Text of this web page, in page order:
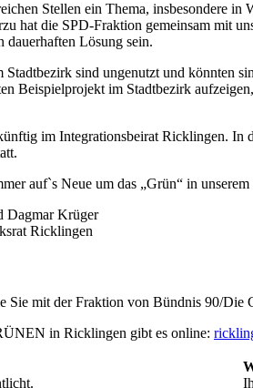
Stellen ein Thema, insbesondere
hat die SPD-Fraktion gemeinsam mit
Lösung sein.
sind ungenutzt und könnten
Beispielprojekt im Stadtbezirk
im Integrationsbeirat Ricklingen.
auf`s Neue um das „Grün“ in
Dagmar Krüger
Ricklingen
Sie mit der Fraktion von Bündnis 90/Die
in Ricklingen gibt es online: